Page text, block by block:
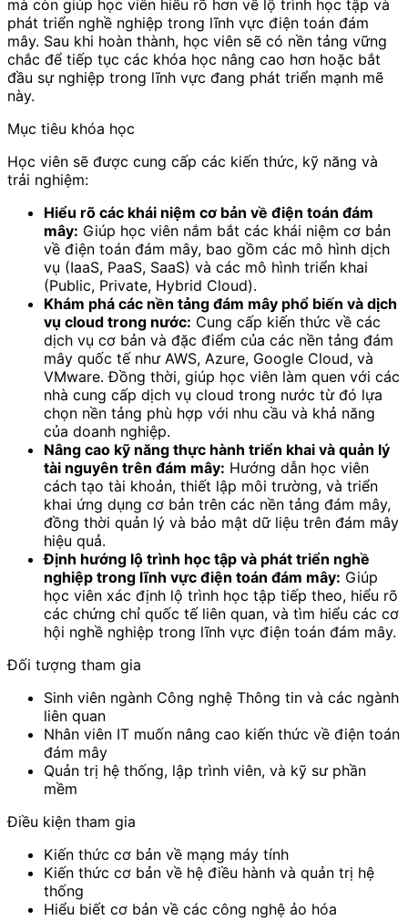
mà còn giúp học viên hiểu rõ hơn về lộ trình học tập và
phát triển nghề nghiệp trong lĩnh vực điện toán đám
mây. Sau khi hoàn thành, học viên sẽ có nền tảng vững
chắc để tiếp tục các khóa học nâng cao hơn hoặc bắt
đầu sự nghiệp trong lĩnh vực đang phát triển mạnh mẽ
này.
Mục tiêu khóa học
Học viên sẽ được cung cấp các kiến thức, kỹ năng và
trải nghiệm:
Hiểu rõ các khái niệm cơ bản về điện toán đám
mây: Giúp học viên nắm bắt các khái niệm cơ bản
về điện toán đám mây, bao gồm các mô hình dịch
vụ (IaaS, PaaS, SaaS) và các mô hình triển khai
(Public, Private, Hybrid Cloud).
Khám phá các nền tảng đám mây phổ biến và dịch
vụ cloud trong nước: Cung cấp kiến thức về các
dịch vụ cơ bản và đặc điểm của các nền tảng đám
mây quốc tế như AWS, Azure, Google Cloud, và
VMware. Đồng thời, giúp học viên làm quen với các
nhà cung cấp dịch vụ cloud trong nước từ đó lựa
chọn nền tảng phù hợp với nhu cầu và khả năng
của doanh nghiệp.
Nâng cao kỹ năng thực hành triển khai và quản lý
tài nguyên trên đám mây: Hướng dẫn học viên
cách tạo tài khoản, thiết lập môi trường, và triển
khai ứng dụng cơ bản trên các nền tảng đám mây,
đồng thời quản lý và bảo mật dữ liệu trên đám mây
hiệu quả.
Định hướng lộ trình học tập và phát triển nghề
nghiệp trong lĩnh vực điện toán đám mây: Giúp
học viên xác định lộ trình học tập tiếp theo, hiểu rõ
các chứng chỉ quốc tế liên quan, và tìm hiểu các cơ
hội nghề nghiệp trong lĩnh vực điện toán đám mây.
Đối tượng tham gia
Sinh viên ngành Công nghệ Thông tin và các ngành
liên quan
Nhân viên IT muốn nâng cao kiến thức về điện toán
đám mây
Quản trị hệ thống, lập trình viên, và kỹ sư phần
mềm
Điều kiện tham gia
Kiến thức cơ bản về mạng máy tính
Kiến thức cơ bản về hệ điều hành và quản trị hệ
thống
Hiểu biết cơ bản về các công nghệ ảo hóa